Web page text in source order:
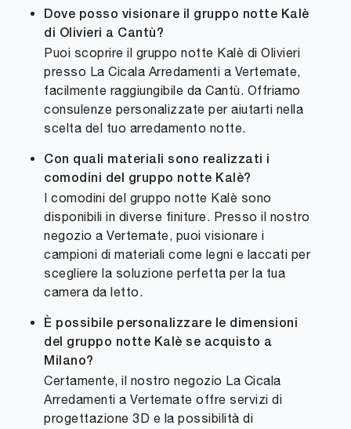
Dove posso visionare il gruppo notte Kalè
di Olivieri a Cantù?
Puoi scoprire il gruppo notte Kalè di Olivieri
presso La Cicala Arredamenti a Vertemate,
facilmente raggiungibile da Cantù. Offriamo
consulenze personalizzate per aiutarti nella
scelta del tuo arredamento notte.
Con quali materiali sono realizzati i
comodini del gruppo notte Kalè?
I comodini del gruppo notte Kalè sono
disponibili in diverse finiture. Presso il nostro
negozio a Vertemate, puoi visionare i
campioni di materiali come legni e laccati per
scegliere la soluzione perfetta per la tua
camera da letto.
È possibile personalizzare le dimensioni
del gruppo notte Kalè se acquisto a
Milano?
Certamente, il nostro negozio La Cicala
Arredamenti a Vertemate offre servizi di
progettazione 3D e la possibilità di